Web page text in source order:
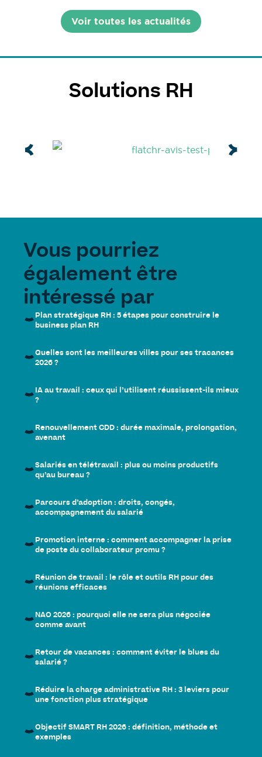
Voir toutes les actualités
Solutions RH
Vous pourriez
également être
intéressé par
Plan stratégique RH : 5 étapes pour construire le
business plan RH
Quelles sont les meilleures villes pour ses tracances
2026 ?
IA au travail : ceux qui l’utilisent réussissent-ils mieux
?
Renouvellement CDD : durée maximale, prolongation,
avenant
Salariés en télétravail : plus ou moins productifs
qu’au bureau ?
Parcours d’adoption : droits, congés,
accompagnement du salarié
Promotion interne : comment accompagner la prise
de poste du collaborateur promu ?
Réunion de travail : le rôle et outils RH pour des
réunions efficaces
NAO 2026 : pourquoi elle ne sera plus négociée
comme avant
Retour de vacances : comment éviter le blues du
salarié ?
Réduire la charge administrative RH : 3 leviers pour
une fonction plus stratégique
Objectif SMART RH 2026 : définition, méthode et
exemples